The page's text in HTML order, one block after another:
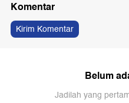
Komentar
Kirim Komentar
Belum
Jadilah yang